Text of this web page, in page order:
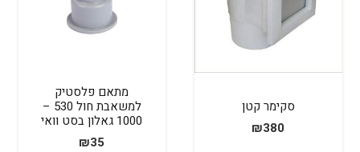
סקימר קטן
₪380
מתאם פלסטיק
למשאבת חול 530 –
1000 גאלון בסט וואי
₪35